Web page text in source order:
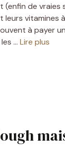
(enfin de vraies
vitamines
à payer
… Lire plus